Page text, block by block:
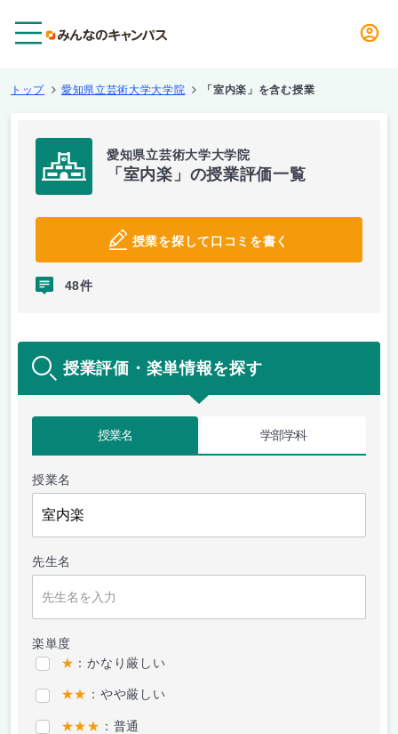
トップ 愛知県立芸術大学大学院 「室内楽」を含む授業
愛知県立芸術大学大学院
「室内楽」の授業評価一覧
授業を探して口コミを書く
48件
授業評価・楽単情報を探す
授業名 学部学科
授業名
先生名
楽単度
★ ：かなり厳しい
★★ ：やや厳しい
★★★ ：普通